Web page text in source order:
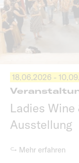
18.06.2026 -
Ladies Wine
Ausstellung
↪ Mehr erfahren